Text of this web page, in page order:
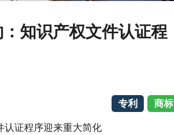
知识产权文件认证程
专利 商标
认证程序迎来重大简化